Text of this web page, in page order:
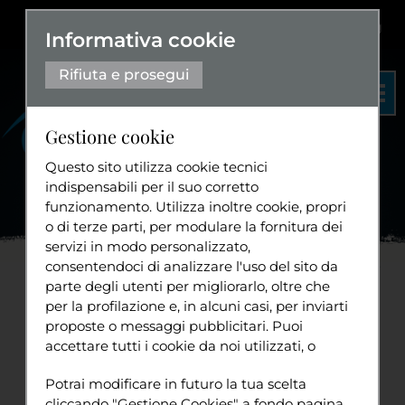
Dislessia Eng
Organigramma
Statuto
Diventa volontario
Sport
Home Progetti Cultura Istanze d'Arengo
(APPROVATA all'unanimità
dal Consiglio Grande e
Informativa cookie
Rifiuta e prosegui
Gestione cookie
Questo sito utilizza cookie tecnici
indispensabili per il suo corretto
funzionamento. Utilizza inoltre cookie, propri
o di terze parti, per modulare la fornitura dei
servizi in modo personalizzato,
consentendoci di analizzare l'uso del sito da
parte degli utenti per migliorarlo, oltre che
per la profilazione e, in alcuni casi, per inviarti
proposte o messaggi pubblicitari. Puoi
accettare tutti i cookie da noi utilizzati, o
compaiono sulle pagine di questo sito,
Potrai modificare in futuro la tua scelta